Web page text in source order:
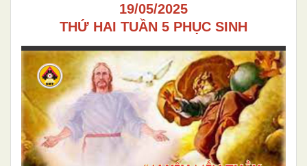
19/05/2025
THỨ HAI TUẦN 5 PHỤC SINH